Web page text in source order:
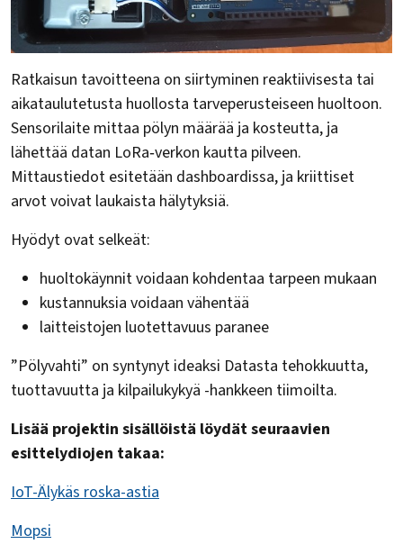
Ratkaisun tavoitteena on siirtyminen reaktiivisesta tai
aikataulutetusta huollosta tarveperusteiseen huoltoon.
Sensorilaite mittaa pölyn määrää ja kosteutta, ja
lähettää datan LoRa‑verkon kautta pilveen.
Mittaustiedot esitetään dashboardissa, ja kriittiset
arvot voivat laukaista hälytyksiä.
Hyödyt ovat selkeät:
huoltokäynnit voidaan kohdentaa tarpeen mukaan
kustannuksia voidaan vähentää
laitteistojen luotettavuus paranee
”Pölyvahti” on syntynyt ideaksi Datasta tehokkuutta,
tuottavuutta ja kilpailukykyä -hankkeen tiimoilta.
Lisää projektin sisällöistä löydät seuraavien
esittelydiojen takaa:
IoT-Älykäs roska-astia
Mopsi